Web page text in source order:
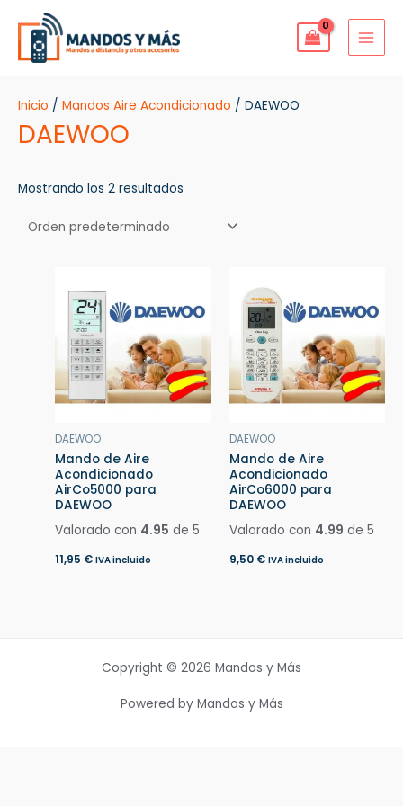
contenido
Inicio / Mandos Aire Acondicionado / DAEWOO
DAEWOO
Mostrando los 2 resultados
DAEWOO
Mando de Aire
Acondicionado
AirCo5000 para
DAEWOO
Valorado con 4.95 de 5
11,95 € IVA incluido
DAEWOO
Mando de Aire
Acondicionado
AirCo6000 para
DAEWOO
Valorado con 4.99 de 5
9,50 € IVA incluido
Copyright © 2026 Mandos y Más
Powered by Mandos y Más